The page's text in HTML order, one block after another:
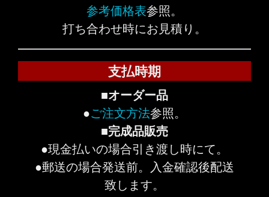
参考価格表参照。
打ち合わせ時にお見積り。
支払時期
■オーダー品
●ご注文方法参照。
■完成品販売
●現金払いの場合引き渡し時にて。
●郵送の場合発送前。入金確認後配送
致します。